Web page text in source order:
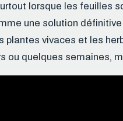
lorsque les feuilles
une solution
plantes vivaces et les
ou quelques semaines,